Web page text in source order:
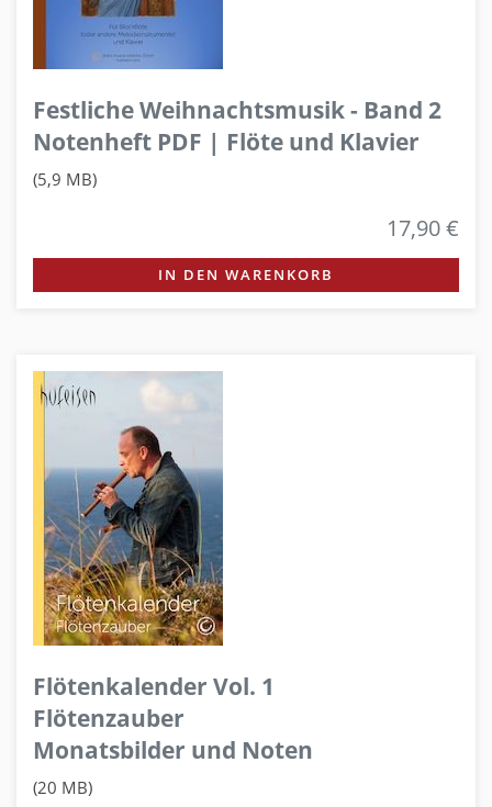
Festliche Weihnachtsmusik - Band 2
Notenheft PDF | Flöte und Klavier
(5,9 MB)
17,90 €
IN DEN WARENKORB
Flötenkalender Vol. 1
Flötenzauber
Monatsbilder und Noten
(20 MB)